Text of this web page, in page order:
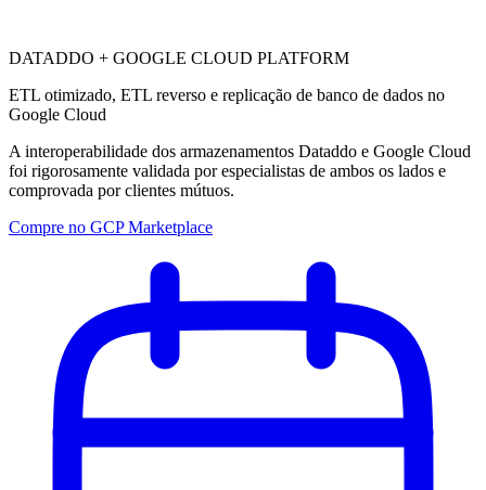
DATADDO + GOOGLE CLOUD PLATFORM
ETL otimizado, ETL reverso e replicação de banco de dados no
Google Cloud
A interoperabilidade dos armazenamentos Dataddo e Google Cloud
foi rigorosamente validada por especialistas de ambos os lados e
comprovada por clientes mútuos.
Compre no GCP Marketplace